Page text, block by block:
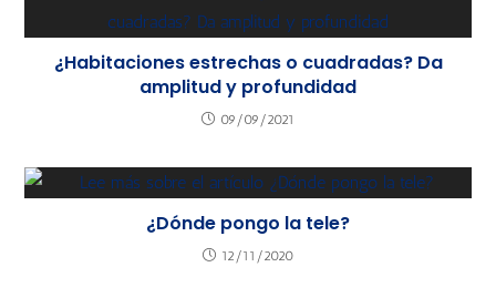
¿Habitaciones estrechas o cuadradas? Da
amplitud y profundidad
09/09/2021
¿Dónde pongo la tele?
12/11/2020